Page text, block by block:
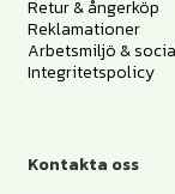
Retur & ångerköp
Reklamationer
Arbetsmiljö &
Integritetspolicy
Kontakta oss